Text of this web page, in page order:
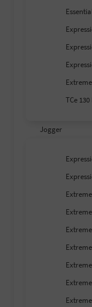
TCe
Jogger
Extreme